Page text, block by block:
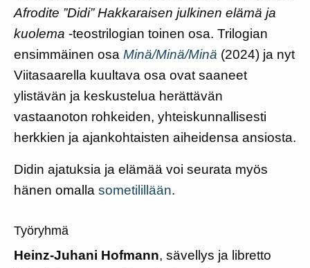
Afrodite ”Didi” Hakkaraisen julkinen elämä ja
kuolema -teostrilogian toinen osa. Trilogian
ensimmäinen osa Minä/Minä/Minä (2024) ja nyt
Viitasaarella kuultava osa ovat saaneet
ylistävän ja keskustelua herättävän
vastaanoton rohkeiden, yhteiskunnallisesti
herkkien ja ajankohtaisten aiheidensa ansiosta.
Didin ajatuksia ja elämää voi seurata myös
hänen omalla sometilillään.
Työryhmä
Heinz-Juhani Hofmann, sävellys ja libretto